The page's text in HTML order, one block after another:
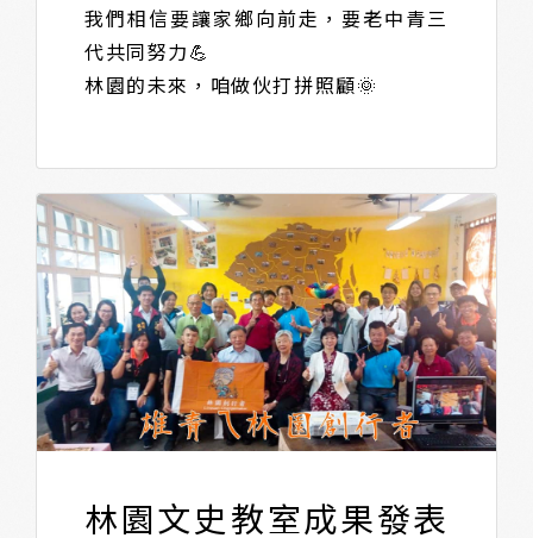
我們相信要讓家鄉向前走，要老中青三
代共同努力💪
林園的未來，咱做伙打拼照顧🌞
林園文史教室成果發表